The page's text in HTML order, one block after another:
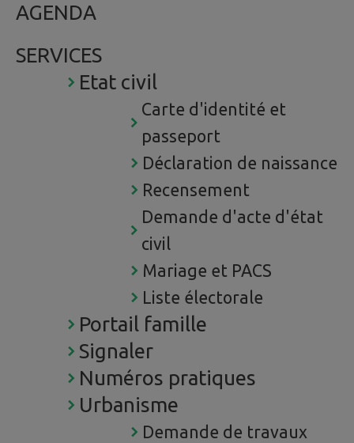
AGENDA
SERVICES
Etat civil
Carte d'identité et
passeport
Déclaration de naissance
Recensement
Demande d'acte d'état
civil
Mariage et PACS
Liste électorale
Portail famille
Signaler
Numéros pratiques
Urbanisme
Demande de travaux